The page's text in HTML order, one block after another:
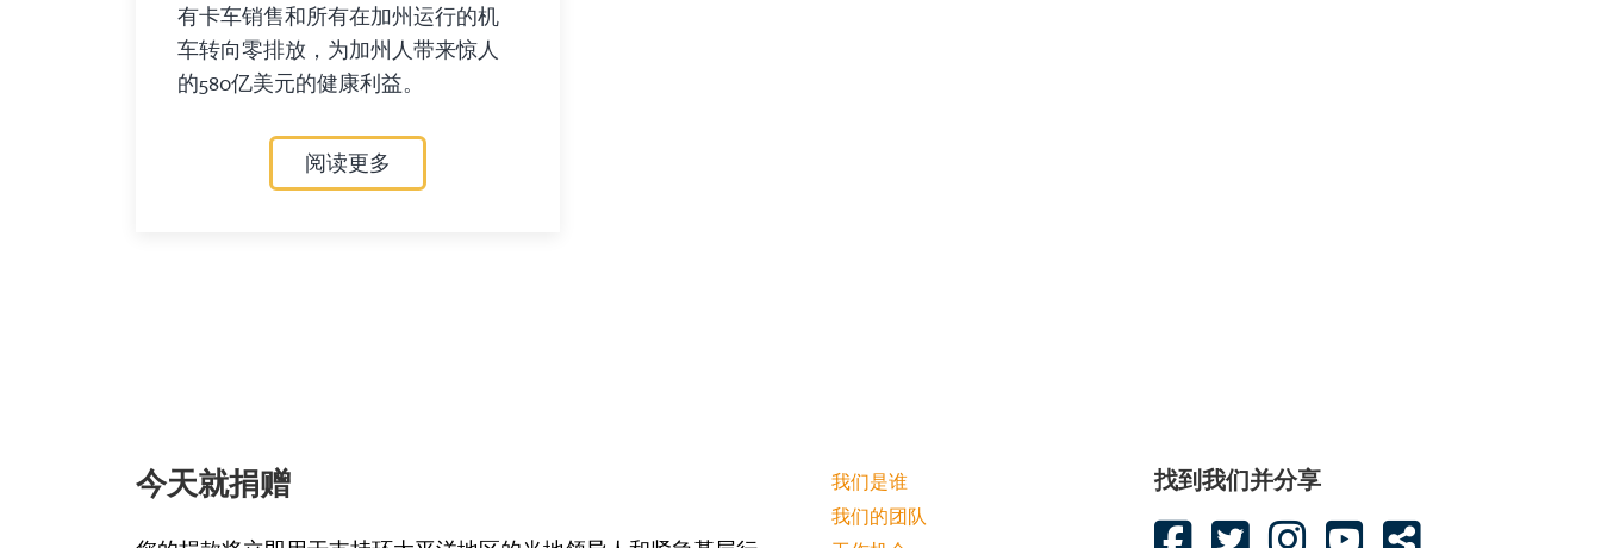
有卡车销售和所有在加州运行的机
车转向零排放，为加州人带来惊人
的580亿美元的健康利益。
阅读更多
今天就捐赠
我们是谁
我们的团队
找到我们并分享